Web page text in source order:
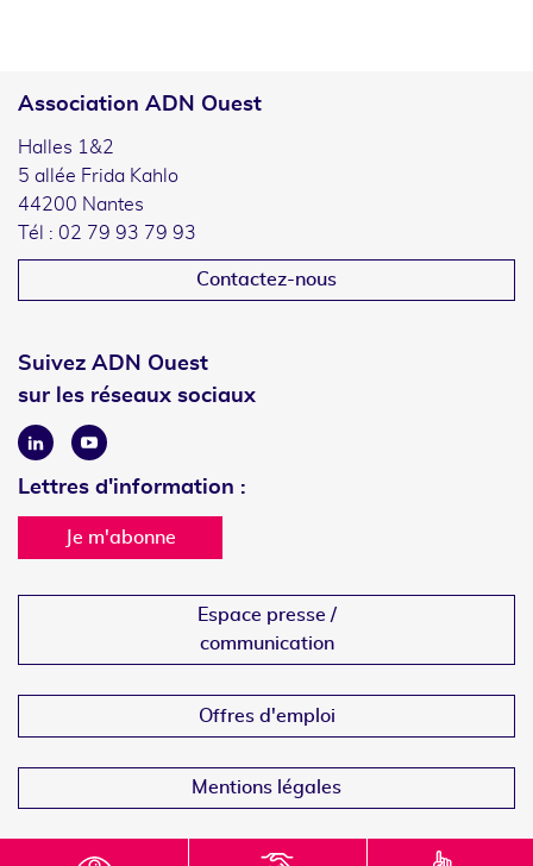
Association ADN Ouest
Halles 1&2
5 allée Frida Kahlo
44200 Nantes
Tél : 02 79 93 79 93
Contactez-nous
Suivez ADN Ouest
sur les réseaux sociaux
LinkedinYoutube
Lettres d'information :
Je m'abonne
Espace presse /
communication
Offres d'emploi
Mentions légales